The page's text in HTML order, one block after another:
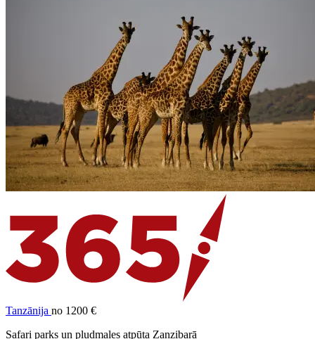
Tanzānija no 1200 €
Safari parks un pludmales atpūta Zanzibarā